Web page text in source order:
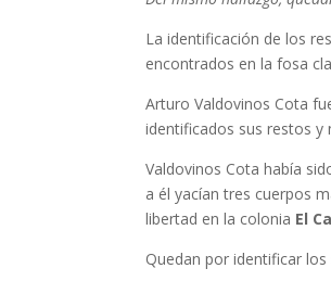
La identificación de los
encontrados en la fosa
Arturo Valdovinos Cota
identificados sus restos y
Valdovinos Cota había
a él yacían tres cuerpos
libertad en la colonia El
Quedan por identificar